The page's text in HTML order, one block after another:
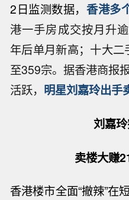
2日监测数据，香港多
港一手房成交按月升
年后单月新高；十大
至359宗。据香港商报
活跃， 明星刘嘉玲出手
刘嘉
卖楼大赚
香港楼市全面“撤辣”在